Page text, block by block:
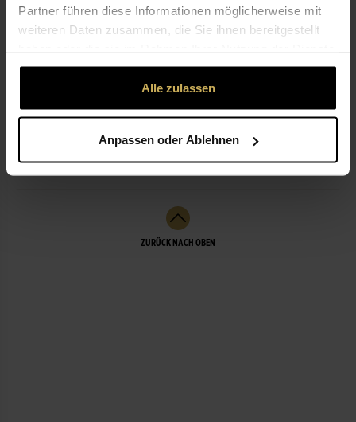
Partner führen diese Informationen möglicherweise mit
weiteren Daten zusammen, die Sie ihnen bereitgestellt
gesammelt haben.
Alle zulassen
Anpassen oder Ablehnen
034296-762 43
britsteyer@web.de
ÖFFNUNGSZEITEN
LEISTUNGEN
ZURÜCK NACH OBEN